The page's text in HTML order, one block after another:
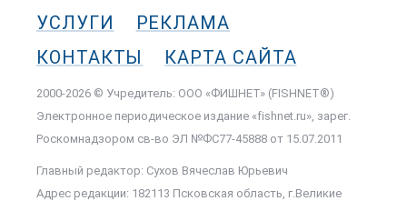
УСЛУГИ
РЕКЛАМА
КОНТАКТЫ
КАРТА САЙТА
2000-2026 © Учредитель: ООО «ФИШНЕТ» (FISHNET®)
Электронное периодическое издание «fishnet.ru», зарег.
Роскомнадзором cв-во ЭЛ №ФС77-45888 от 15.07.2011
Главный редактор: Сухов Вячеслав Юрьевич
Адрес редакции: 182113 Псковская область, г.Великие